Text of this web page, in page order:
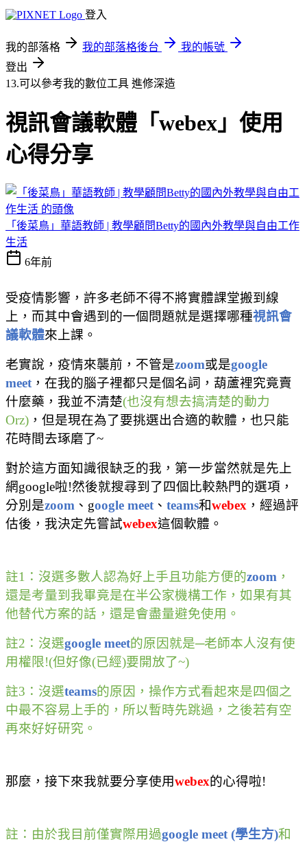
登入
我的部落格 我的部落格後台
我的帳號
登出
13.可以參考我的數位工具 進修深造
視訊會議軟體「webex」使用
心得分享
「後菜鳥」華語教師 | 教學顧問Betty的國內外教學與自由工作
生活
6年前
受疫情影響，許多老師不得不將實體課堂搬到線
上，而其中會遇到的一個問題就是選擇哪種視訊會
議軟體來上課。
老實說，疫情來襲前，不管是zoom或是google
meet ，在我的腦子裡都只是個名詞，葫蘆裡究竟賣
什麼藥，我並不清楚(也沒有想去搞清楚的動力
Orz) ，但是現在為了要挑選出合適的軟體，也只能
花時間去琢磨了~
對於這方面知識很缺乏的我，第一步當然就是先上
網google啦!然後就搜尋到了四個比較熱門的選項，
分別是zoom 、 google meet 、 teams和webex ，經過評
估後，我決定先嘗試webex這個軟體。
註1 ：沒選多數人認為好上手且功能方便的zoom ，
還是考量到我畢竟是在半公家機構工作，如果有其
他替代方案的話，還是會盡量避免使用。
註2 ：沒選google meet的原因就是─老師本人沒有使
用權限!(但好像(已經)要開放了~)
註3 ：沒選teams的原因，操作方式看起來是四個之
中最不容易上手的，所以暫時先跳過，之後若有空
再來好好研究。
那麼，接下來我就要分享使用webex的心得啦!
註：由於我目前僅實際用過google meet (學生方)和